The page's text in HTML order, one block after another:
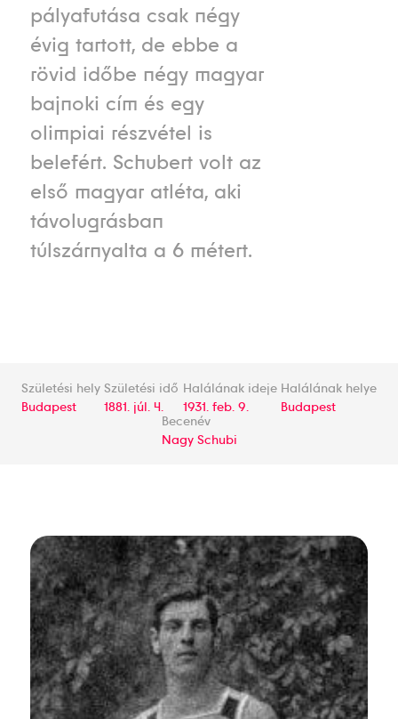
pályafutása csak négy
évig tartott, de ebbe a
rövid időbe négy magyar
bajnoki cím és egy
olimpiai részvétel is
belefért. Schubert volt az
első magyar atléta, aki
távolugrásban
túlszárnyalta a 6 métert.
Születési hely
Budapest
Születési idő
1881. júl. 4.
Halálának ideje
1931. feb. 9.
Halálának helye
Budapest
Becenév
Nagy Schubi